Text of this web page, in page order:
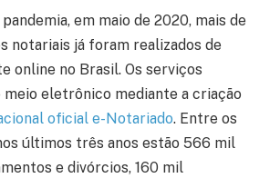
em maio de 2020, mais de
notariais já foram realizados de
online no Brasil. Os serviços
meio eletrônico mediante a criação
oficial e-Notariado. Entre os
últimos três anos estão 566 mil
e divórcios, 160 mil